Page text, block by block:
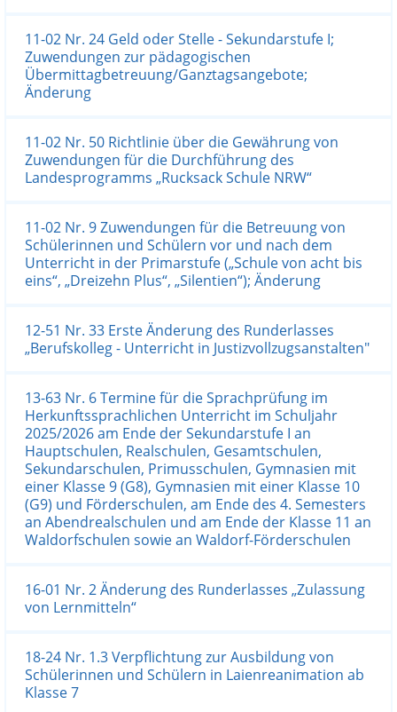
11-02 Nr. 24 Geld oder Stelle - Sekundarstufe I;
Zuwendungen zur pädagogischen
Übermittagbetreuung/Ganztagsangebote;
Änderung
11-02 Nr. 50 Richtlinie über die Gewährung von
Zuwendungen für die Durchführung des
Landesprogramms „Rucksack Schule NRW“
11-02 Nr. 9 Zuwendungen für die Betreuung von
Schülerinnen und Schülern vor und nach dem
Unterricht in der Primarstufe („Schule von acht bis
eins“, „Dreizehn Plus“, „Silentien“); Änderung
12-51 Nr. 33 Erste Änderung des Runderlasses
„Berufskolleg - Unterricht in Justizvollzugsanstalten"
13-63 Nr. 6 Termine für die Sprachprüfung im
Herkunftssprachlichen Unterricht im Schuljahr
2025/2026 am Ende der Sekundarstufe I an
Hauptschulen, Realschulen, Gesamtschulen,
Sekundarschulen, Primusschulen, Gymnasien mit
einer Klasse 9 (G8), Gymnasien mit einer Klasse 10
(G9) und Förderschulen, am Ende des 4. Semesters
an Abendrealschulen und am Ende der Klasse 11 an
Waldorfschulen sowie an Waldorf-Förderschulen
16-01 Nr. 2 Änderung des Runderlasses „Zulassung
von Lernmitteln“
18-24 Nr. 1.3 Verpflichtung zur Ausbildung von
Schülerinnen und Schülern in Laienreanimation ab
Klasse 7